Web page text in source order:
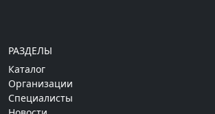
РАЗДЕЛЫ
Каталог
Организации
Специалисты